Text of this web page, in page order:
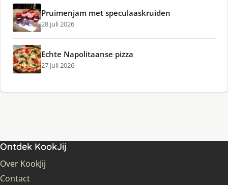
Pruimenjam met speculaaskruiden
28 juli 2026
Echte Napolitaanse pizza
27 juli 2026
Ontdek KookJij
Over KookJij
Contact